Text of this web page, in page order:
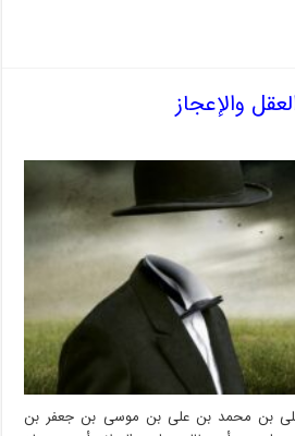
والإعجاز
بن محمد بن علی بن موسى بن جعفر بن